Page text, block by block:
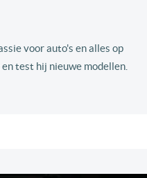
voor auto's en alles op
test hij nieuwe modellen.